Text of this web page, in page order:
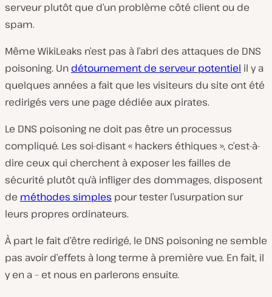
serveur plutôt que d’un problème côté client ou de
spam.
Même WikiLeaks n’est pas à l’abri des attaques de DNS
poisoning. Un détournement de serveur potentiel il y a
quelques années a fait que les visiteurs du site ont été
redirigés vers une page dédiée aux pirates.
Le DNS poisoning ne doit pas être un processus
compliqué. Les soi-disant « hackers éthiques », c’est-à-
dire ceux qui cherchent à exposer les failles de
sécurité plutôt qu’à infliger des dommages, disposent
de méthodes simples pour tester l’usurpation sur
leurs propres ordinateurs.
À part le fait d’être redirigé, le DNS poisoning ne semble
pas avoir d’effets à long terme à première vue. En fait, il
y en a – et nous en parlerons ensuite.